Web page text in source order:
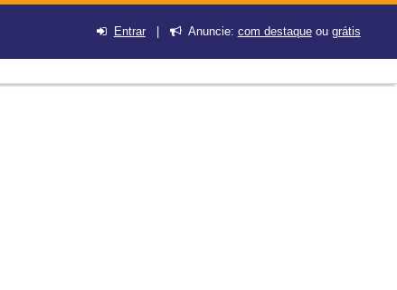
Entrar| Anuncie: com destaqueou grátis